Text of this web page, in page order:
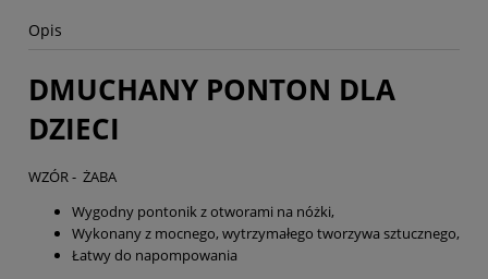
Opis
DMUCHANY PONTON DLA
DZIECI
WZÓR - ŻABA
Wygodny pontonik z otworami na nóżki,
Wykonany z mocnego, wytrzymałego tworzywa sztucznego,
Łatwy do napompowania